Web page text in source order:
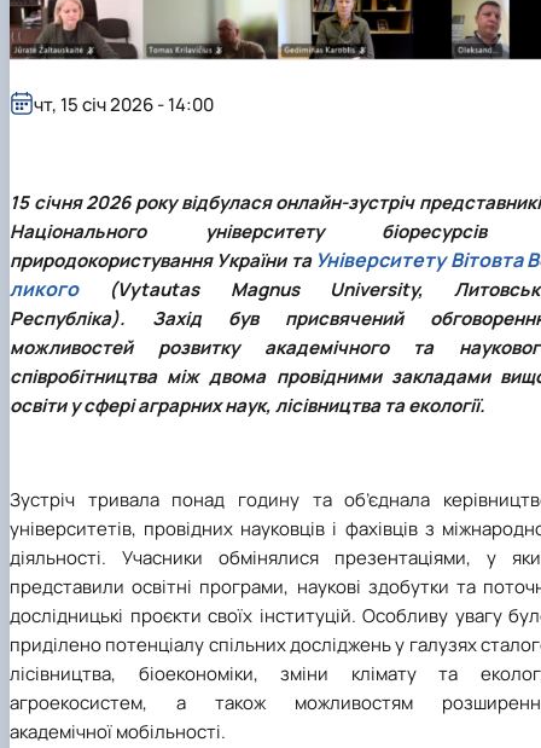
15 січня 2026 року відбулася онлайн-зустріч
Національного університету біоресурсів
природокористування України та Університету Вітовта
ликого(Vytautas Magnus University,
Республіка). Захід був присвячений
можливостей розвитку академічного та
співробітництва між двома провідними закладами
освіти у сфері аграрних наук, лісівництва та екології.
Зустріч тривала понад годину та об’єднала
університетів, провідних науковців і фахівців з
діяльності. Учасники обмінялися презентаціями, у
представили освітні програми, наукові здобутки та
дослідницькі проєкти своїх інституцій. Особливу увагу
приділено потенціалу спільних досліджень у галузях
лісівництва, біоекономіки, зміни клімату та
агроекосистем, а також можливостям
академічної мобільності.
чт, 15 січ 2026 - 14:00